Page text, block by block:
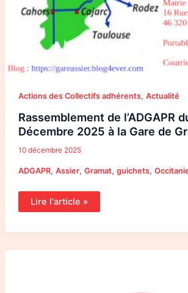
Actions des Collectifs adhérents, Actualité
Rassemblement de l’ADGAPR
Décembre 2025 à la Gare de
10 décembre 2025
ADGAPR, Assier, Gramat, guichets,
de
Gramat
Lire l'article »